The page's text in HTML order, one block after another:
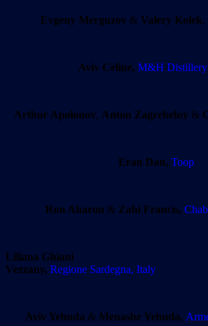
Evgeny Merguzov& Valery Kolek,
Aviv Celine, M&H Distillery
Arthur Apolonov, Anton Zagrebelny&
Eran Dan, Toop
Ron Aharon & Zahi Francis,
Liliana Ghiani
Vezzany, Regione Sardegna, Italy
Aviv Yehuda & Menashe Yehuda,